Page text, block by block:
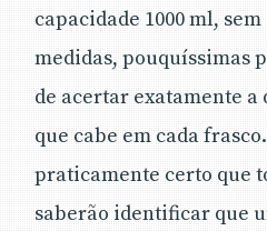
capacidade 1000 ml,
medidas, pouquíssimas
de acertar exatamente
que cabe em cada
praticamente certo que
saberão identificar que